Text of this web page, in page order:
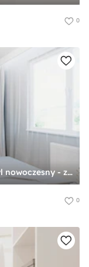
0
Mieszkanie w Pszczynie - Sypialnia, styl nowoczesny - zdjęcie od Karolina Żaczek
0